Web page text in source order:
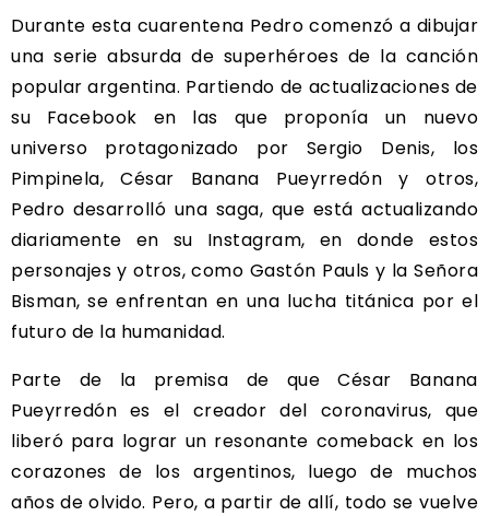
Durante esta cuarentena Pedro comenzó a dibujar
una serie absurda de superhéroes de la canción
popular argentina. Partiendo de actualizaciones de
su Facebook en las que proponía un nuevo
universo protagonizado por Sergio Denis, los
Pimpinela, César Banana Pueyrredón y otros,
Pedro desarrolló una saga, que está actualizando
diariamente en su Instagram, en donde estos
personajes y otros, como Gastón Pauls y la Señora
Bisman, se enfrentan en una lucha titánica por el
futuro de la humanidad.
Parte de la premisa de que César Banana
Pueyrredón es el creador del coronavirus, que
liberó para lograr un resonante comeback en los
corazones de los argentinos, luego de muchos
años de olvido. Pero, a partir de allí, todo se vuelve